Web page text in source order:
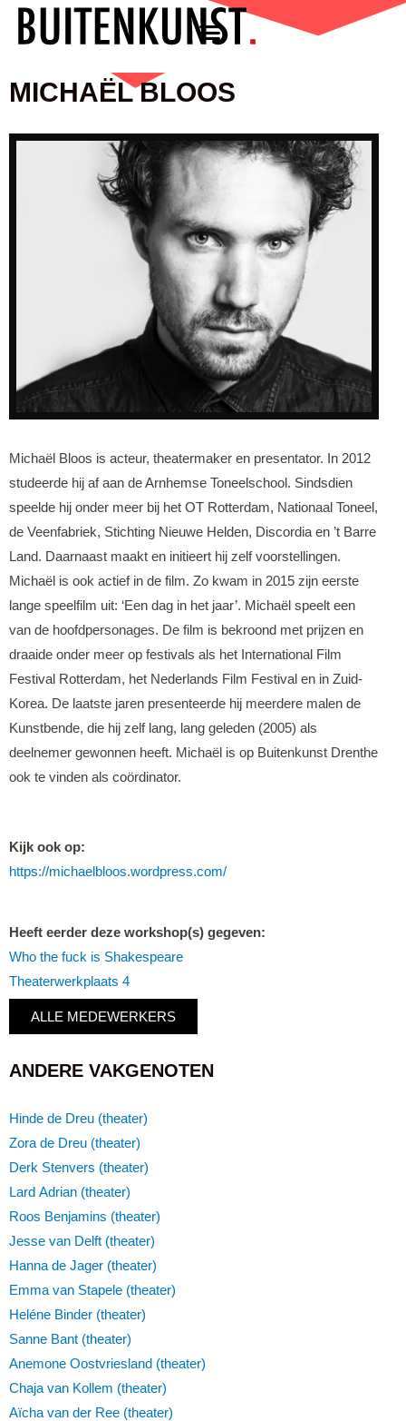
MICHAËL BLOOS
Michaël Bloos is acteur, theatermaker en presentator. In 2012
studeerde hij af aan de Arnhemse Toneelschool. Sindsdien
speelde hij onder meer bij het OT Rotterdam, Nationaal Toneel,
de Veenfabriek, Stichting Nieuwe Helden, Discordia en ’t Barre
Land. Daarnaast maakt en initieert hij zelf voorstellingen.
Michaël is ook actief in de film. Zo kwam in 2015 zijn eerste
lange speelfilm uit: ‘Een dag in het jaar’. Michaël speelt een
van de hoofdpersonages. De film is bekroond met prijzen en
draaide onder meer op festivals als het International Film
Festival Rotterdam, het Nederlands Film Festival en in Zuid-
Korea. De laatste jaren presenteerde hij meerdere malen de
Kunstbende, die hij zelf lang, lang geleden (2005) als
deelnemer gewonnen heeft. Michaël is op Buitenkunst Drenthe
ook te vinden als coördinator.
Kijk ook op:
https://michaelbloos.wordpress.com/
Heeft eerder deze workshop(s) gegeven:
Who the fuck is Shakespeare
Theaterwerkplaats 4
ALLE MEDEWERKERS
ANDERE VAKGENOTEN
Hinde de Dreu (theater)
Zora de Dreu (theater)
Derk Stenvers (theater)
Lard Adrian (theater)
Roos Benjamins (theater)
Jesse van Delft (theater)
Hanna de Jager (theater)
Emma van Stapele (theater)
Heléne Binder (theater)
Sanne Bant (theater)
Anemone Oostvriesland (theater)
Chaja van Kollem (theater)
Aïcha van der Ree (theater)